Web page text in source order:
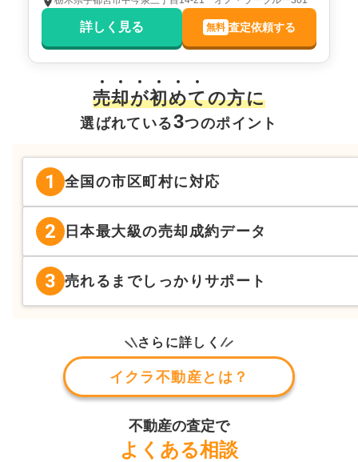
詳しく見る 無料 査定依頼する
売却が初めての方に
選ばれている3つのポイント
1 全国の市区町村に対応
2 日本最大級の売却成約データ
3 売れるまでしっかりサポート
さらに詳しく
イクラ不動産とは？
不動産の査定で
よくある相談